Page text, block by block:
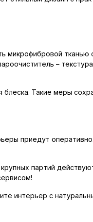
микрофибровой тканью
–
Такие меры
приедут
партий
интерьер с